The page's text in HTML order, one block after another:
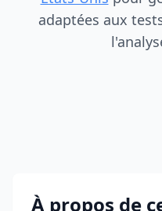
adaptées aux
À propos de